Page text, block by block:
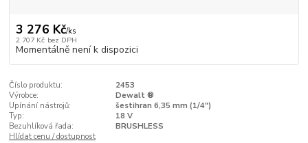
3 276 Kč/ks
2 707 Kč bez DPH
Momentálně není k dispozici
Číslo produktu:
2453
Výrobce:
Dewalt ®
Upínání nástrojů:
šestihran 6,35 mm (1/4")
Typ:
18 V
Bezuhlíková řada:
BRUSHLESS
Hlídat cenu / dostupnost